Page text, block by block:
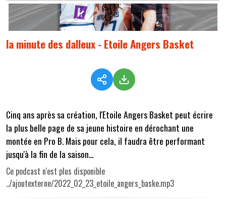
la minute des dalleux - Etoile Angers Basket
Cinq ans après sa création, l'Etoile Angers Basket peut écrire
la plus belle page de sa jeune histoire en dérochant une
montée en Pro B. Mais pour cela, il faudra être performant
jusqu'à la fin de la saison...
Ce podcast n'est plus disponible
../ajoutexterne/2022_02_23_etoile_angers_baske.mp3